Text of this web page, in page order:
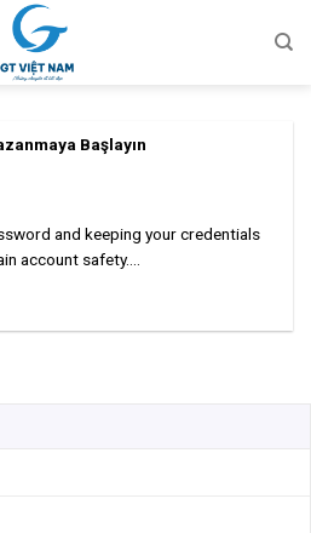
Başlayın
and keeping your credentials
account safety....